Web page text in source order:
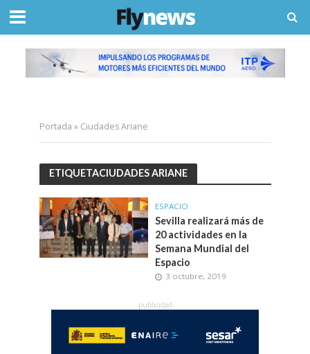
Portada » Ciudades Ariane
ETIQUETACIUDADES ARIANE
ESPACIO
Sevilla realizará más de
20 actividades en la
Semana Mundial del
Espacio
3 octubre, 2019